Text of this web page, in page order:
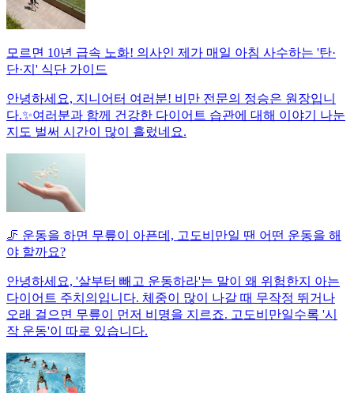
모르면 10년 급속 노화! 의사인 제가 매일 아침 사수하는 '탄·
단·지' 식단 가이드
안녕하세요, 지니어터 여러분! 비만 전문의 정승은 원장입니
다.✨여러분과 함께 건강한 다이어트 습관에 대해 이야기 나눈
지도 벌써 시간이 많이 흘렀네요.
🦵 운동을 하면 무릎이 아픈데, 고도비만일 땐 어떤 운동을 해
야 할까요?
안녕하세요, '살부터 빼고 운동하라'는 말이 왜 위험한지 아는
다이어트 주치의입니다. 체중이 많이 나갈 때 무작정 뛰거나
오래 걸으면 무릎이 먼저 비명을 지르죠. 고도비만일수록 '시
작 운동'이 따로 있습니다.